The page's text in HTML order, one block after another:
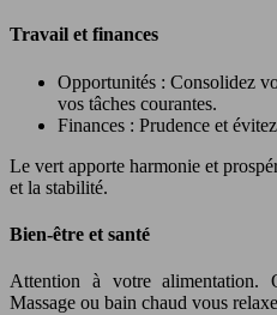
Travail et finances
Opportunités : Consolidez
vos tâches courantes.
Finances : Prudence et
Le vert apporte harmonie et
et la stabilité.
Bien-être et santé
Attention à votre alimentation.
Massage ou bain chaud vous